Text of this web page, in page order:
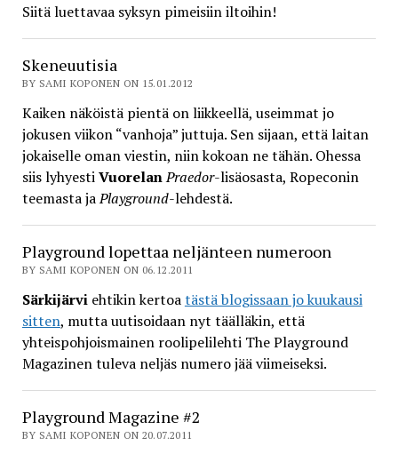
Siitä luettavaa syksyn pimeisiin iltoihin!
Skeneuutisia
BY SAMI KOPONEN ON 15.01.2012
Kaiken näköistä pientä on liikkeellä, useimmat jo
jokusen viikon “vanhoja” juttuja. Sen sijaan, että laitan
jokaiselle oman viestin, niin kokoan ne tähän. Ohessa
siis lyhyestiVuorelanPraedor-lisäosasta, Ropeconin
teemasta jaPlayground-lehdestä.
Playground lopettaa neljänteen numeroon
BY SAMI KOPONEN ON 06.12.2011
Särkijärviehtikin kertoatästä blogissaan jo kuukausi
sitten, mutta uutisoidaan nyt täälläkin, että
yhteispohjoismainen roolipelilehti The Playground
Magazinen tuleva neljäs numero jää viimeiseksi.
Playground Magazine #2
BY SAMI KOPONEN ON 20.07.2011